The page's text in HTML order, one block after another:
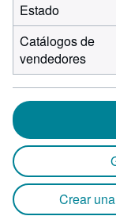
Estado
Catálogos de
vendedores
Crear